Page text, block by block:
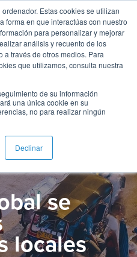
Estas cookies se utilizan
forma en que interactúas con nuestro
para personalizar y mejorar
análisis y recuento de los
a través de otros medios. Para
que utilizamos, consulta nuestra
de su información
una única cookie en su
no para realizar ningún
Declinar
&
se
locales